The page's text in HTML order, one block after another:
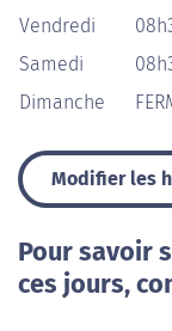
Vendredi
Samedi
Dimanche
Modifier les
Pour savoir
ces jours,